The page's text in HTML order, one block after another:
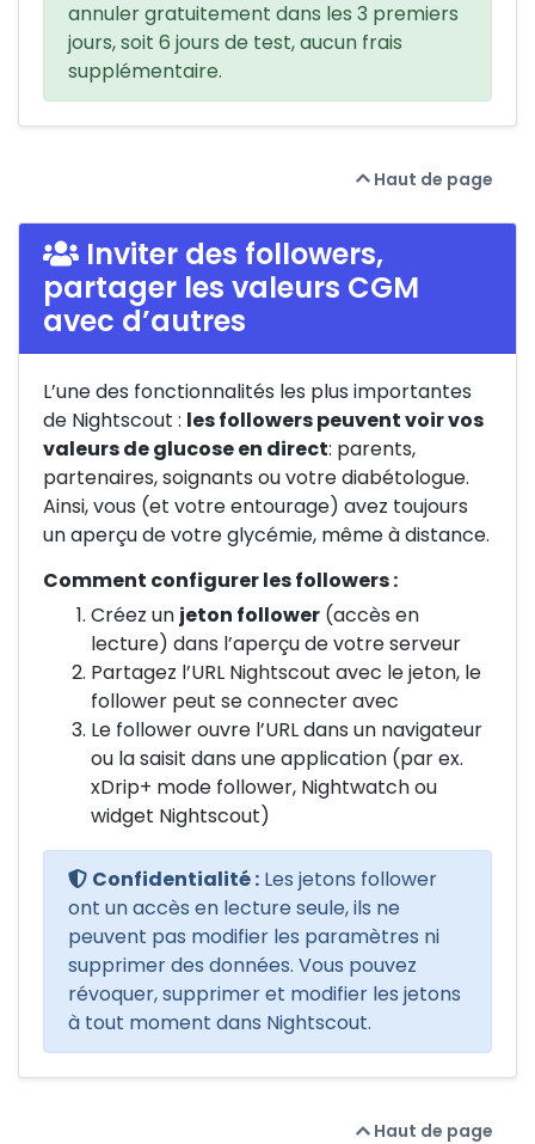
annuler gratuitement dans les 3 premiers
jours, soit 6 jours de test, aucun frais
supplémentaire.
Haut de page
Inviter des followers,
partager les valeurs CGM
avec d’autres
L’une des fonctionnalités les plus importantes
de Nightscout : les followers peuvent voir vos
valeurs de glucose en direct: parents,
partenaires, soignants ou votre diabétologue.
Ainsi, vous (et votre entourage) avez toujours
un aperçu de votre glycémie, même à distance.
Comment configurer les followers :
Créez un jeton follower (accès en
lecture) dans l’aperçu de votre serveur
Partagez l’URL Nightscout avec le jeton, le
follower peut se connecter avec
Le follower ouvre l’URL dans un navigateur
ou la saisit dans une application (par ex.
xDrip+ mode follower, Nightwatch ou
widget Nightscout)
Confidentialité : Les jetons follower
ont un accès en lecture seule, ils ne
peuvent pas modifier les paramètres ni
supprimer des données. Vous pouvez
révoquer, supprimer et modifier les jetons
à tout moment dans Nightscout.
Haut de page